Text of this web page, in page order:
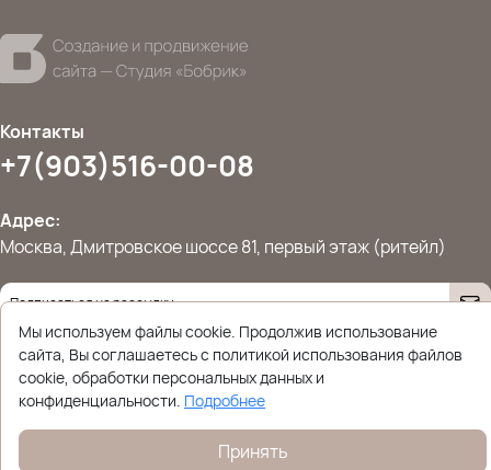
Контакты
+7(903)516-00-08
Адрес:
Москва, Дмитровское шоссе 81, первый этаж (ритейл)
Даю согласие наобработку персональных данных
© 2026 Ettoplus.ru — Все права защищены.
Политика конфиденциальности
Мы используем файлы cookie. Продолжив использование
сайта, Вы соглашаетесь с политикой использования файлов
cookie, обработки персональных данных и
конфиденциальности. Подробнее
Принять